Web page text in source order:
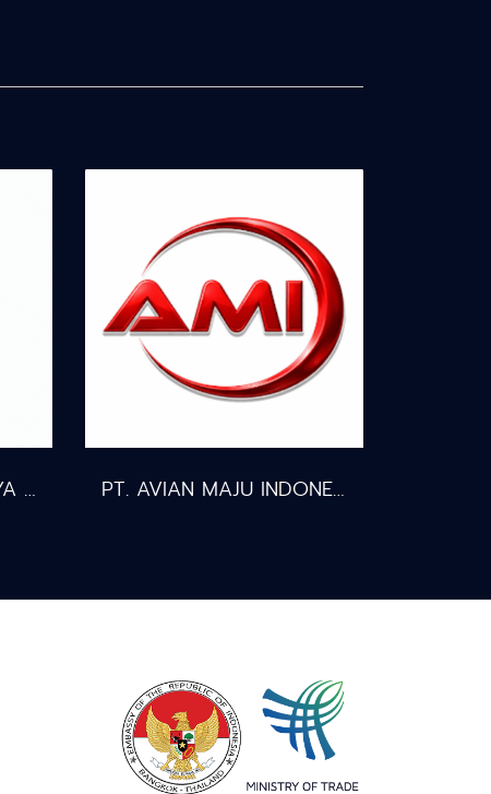
PT. ERGANTA ABHINAYA GLOBALINDO PT. AVIAN MAJU INDONESIA